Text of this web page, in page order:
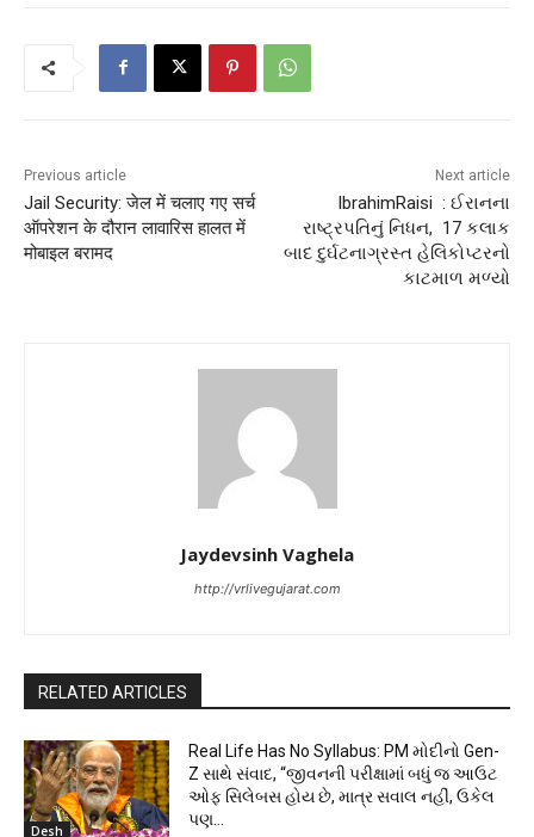
Previous article
Jail Security: जेल में चलाए गए सर्च
ऑपरेशन के दौरान लावारिस हालत में
मोबाइल बरामद
Next article
IbrahimRaisi : ઈરાનના
રાષ્ટ્રપતિનું નિધન, 17 કલાક
બાદ દુર્ઘટનાગ્રસ્ત હેલિકોપ્ટરનો
કાટમાળ મળ્યો
Jaydevsinh Vaghela
http://vrlivegujarat.com
RELATED ARTICLES
Desh
Real Life Has No Syllabus: PM મોદીનો Gen-
Z સાથે સંવાદ, “જીવનની પરીક્ષામાં બધું જ આઉટ
ઓફ સિલેબસ હોય છે, માત્ર સવાલ નહીં, ઉકેલ
પણ...